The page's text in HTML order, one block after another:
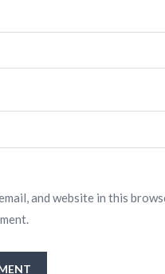
and website in this